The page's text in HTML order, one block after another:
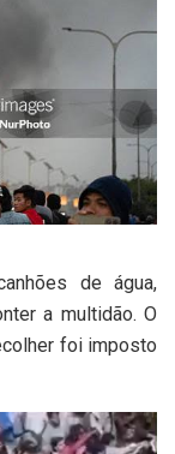
de água,
a multidão. O
foi imposto